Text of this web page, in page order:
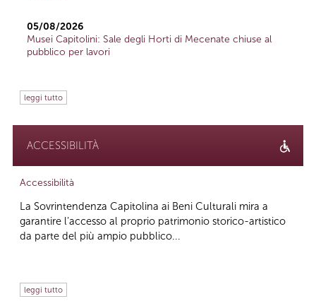
05/08/2026
Musei Capitolini: Sale degli Horti di Mecenate chiuse al
pubblico per lavori
leggi tutto
ACCESSIBILITÀ
Accessibilità
La Sovrintendenza Capitolina ai Beni Culturali mira a
garantire l’accesso al proprio patrimonio storico-artistico
da parte del più ampio pubblico...
leggi tutto